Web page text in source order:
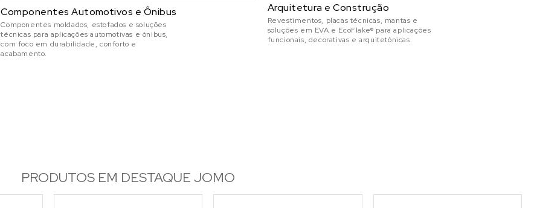
Componentes Automotivos e Ônibus
Componentes moldados, estofados e soluções
técnicas para aplicações automotivas e ônibus,
com foco em durabilidade, conforto e
acabamento.
Arquitetura e Construção
Revestimentos, placas técnicas, mantas e
soluções em EVA e EcoFlake® para aplicações
funcionais, decorativas e arquitetônicas.
PRODUTOS EM DESTAQUE JOMO